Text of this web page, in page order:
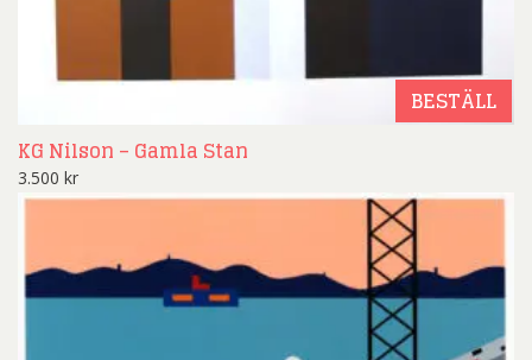
BESTÄLL
KG Nilson – Gamla Stan
3.500 kr